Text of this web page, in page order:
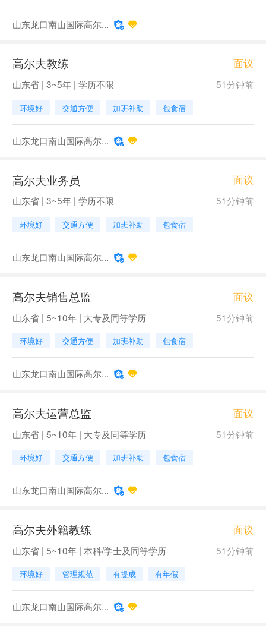
山东龙口南山国际高尔...
高尔夫教练 面议
山东省 | 3~5年 | 学历不限 51分钟前
环境好 交通方便 加班补助 包食宿
山东龙口南山国际高尔...
高尔夫业务员 面议
山东省 | 3~5年 | 学历不限 51分钟前
环境好 交通方便 加班补助 包食宿
山东龙口南山国际高尔...
高尔夫销售总监 面议
山东省 | 5~10年 | 大专及同等学历 51分钟前
环境好 交通方便 加班补助 包食宿
山东龙口南山国际高尔...
高尔夫运营总监 面议
山东省 | 5~10年 | 大专及同等学历 51分钟前
环境好 交通方便 加班补助 包食宿
山东龙口南山国际高尔...
高尔夫外籍教练 面议
山东省 | 5~10年 | 本科/学士及同等学历 51分钟前
环境好 管理规范 有提成 有年假
山东龙口南山国际高尔...